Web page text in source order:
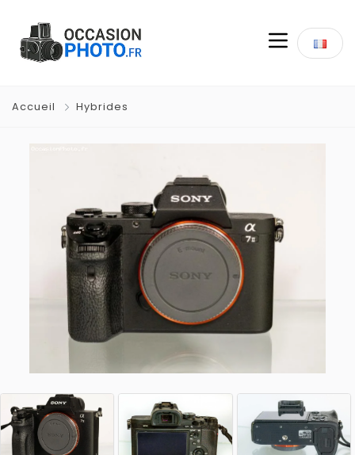
Accueil Hybrides